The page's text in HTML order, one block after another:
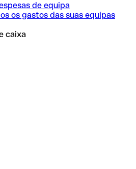
de equipa
os gastos das suas equipas
caixa